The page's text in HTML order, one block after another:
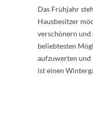
Das Frühjahr
Hausbesitzer
verschönern und
beliebtesten
aufzuwerten und
ist einen